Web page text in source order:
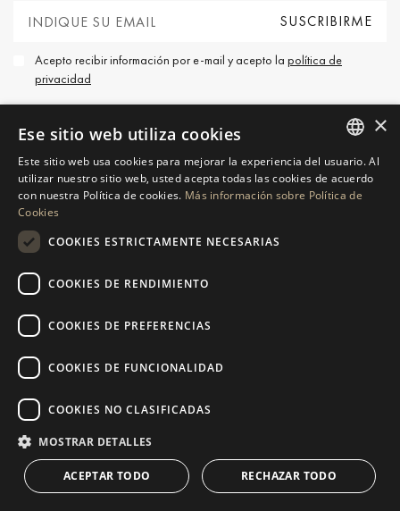
Acepto recibir información por e-mail y acepto la política de
privacidad
PÓNGASE EN CONTACTO
SOLICITAR MÁS INFORMACIÓN
ENVÍENOS UN MENSAJE
NAVEGACIÓN
Propiedades
Guías
Equipo
Blog
COLECCIÓN
Primera línea de playa
CONTACTO
ENGLISH
SPANISH
×
Ese sitio web utiliza cookies
Este sitio web usa cookies para mejorar la experiencia del usuario. Al
utilizar nuestro sitio web, usted acepta todas las cookies de acuerdo
con nuestra Política de cookies. Más información sobre Política de
Cookies
COOKIES ESTRICTAMENTE NECESARIAS
COOKIES DE RENDIMIENTO
COOKIES DE PREFERENCIAS
COOKIES DE FUNCIONALIDAD
COOKIES NO CLASIFICADAS
MOSTRAR DETALLES
ACEPTAR TODO RECHAZAR TODO